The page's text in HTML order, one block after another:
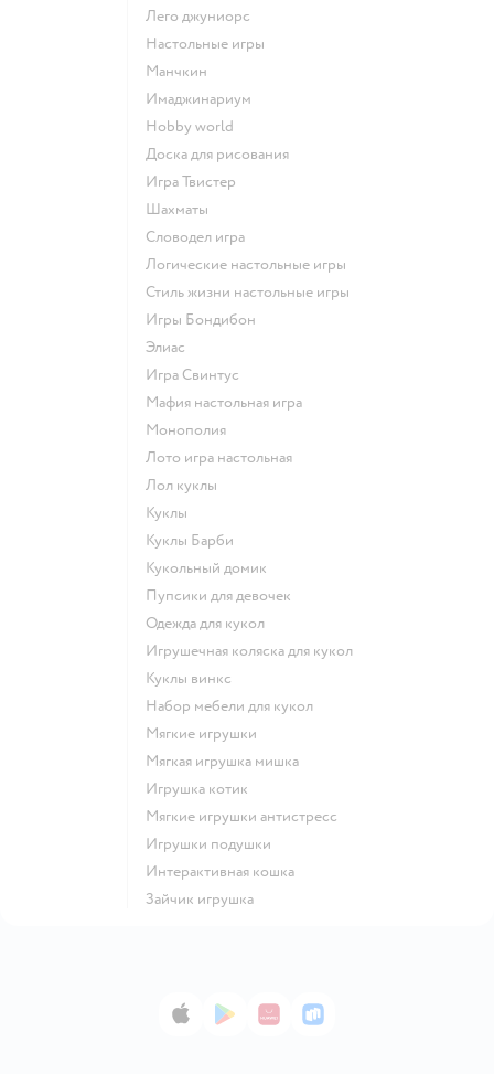
Лего джуниорс
Настольные игры
Манчкин
Имаджинариум
Hobby world
Доска для рисования
Игра Твистер
Шахматы
Словодел игра
Логические настольные игры
Стиль жизни настольные игры
Игры Бондибон
Элиас
Игра Свинтус
Мафия настольная игра
Монополия
Лото игра настольная
Лол куклы
Куклы
Куклы Барби
Кукольный домик
Пупсики для девочек
Одежда для кукол
Игрушечная коляска для кукол
Куклы винкс
Набор мебели для кукол
Мягкие игрушки
Мягкая игрушка мишка
Игрушка котик
Мягкие игрушки антистресс
Игрушки подушки
Интерактивная кошка
Зайчик игрушка
App StoreGoogle Play
AppGallery
RuStore